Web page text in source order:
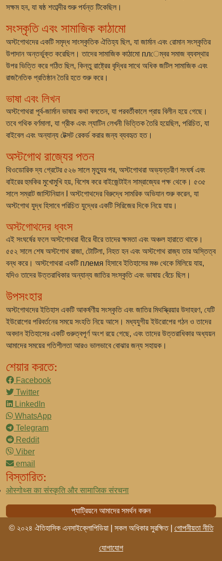
সক্ষম হন, যা ষষ্ঠ শতাব্দীর শুরু পর্যন্ত টিকেছিল।
সংস্কৃতি এবং সামাজিক কাঠামো
অস্টগোথদের একটি সমৃদ্ধ সাংস্কৃতিক ঐতিহ্য ছিল, যা জার্মান এবং রোমান সংস্কৃতির
উপাদান অন্তর্ভুক্ত করেছিল। তাদের সামাজিক কাঠামো плেম্বর সমাজ ব্যবস্থার
উপর ভিত্তি করে গঠিত ছিল, কিন্তু রাষ্ট্রের বৃদ্ধির সাথে অধিক জটিল সামাজিক এবং
রাজনৈতিক প্রতিষ্ঠান তৈরি হতে শুরু করে।
ভাষা এবং লিখন
অস্টগোথরা পূর্ব-জার্মান ভাষায় কথা বলতেন, যা পরবর্তীকালে প্রায় বিলীন হয়ে গেছে।
তবে গথিক বর্ণমালা, যা গ্রীক এবং ল্যাটিন লেখনী ভিত্তিক তৈরি হয়েছিল, পরিচিত, যা
বাইবেল এবং অন্যান্য টেক্সট রেকর্ড করার জন্য ব্যবহৃত হত।
অস্টগোথ রাজ্যের পতন
থিওডোরিক দ্য গ্রেটের ৫২৬ সালে মৃত্যুর পর, অস্টগোথরা অভ্যন্তরীণ সংঘর্ষ এবং
বাইরের হুমকির মুখোমুখি হয়, বিশেষ করে বাইজেন্টাইন সাম্রাজ্যের পক্ষ থেকে। ৫৩৫
সালে সম্রাট জাস্টিনিয়ান I অস্টগোথদের বিরুদ্ধে সামরিক অভিযান শুরু করেন, যা
অস্টগোথ যুদ্ধ হিসাবে পরিচিত যুদ্ধের একটি সিরিজের দিকে নিয়ে যায়।
অস্টগোথদের ধ্বংস
এই সংঘর্ষের ফলে অস্টগোথরা ধীরে ধীরে তাদের ক্ষমতা এবং অঞ্চল হারাতে থাকে।
৫৫২ সালে শেষ অস্টগোথ রাজা, টোটিলা, নিহত হন এবং অস্টগোথ রাজ্য তার অস্তিত্ব
বন্ধ করে। অস্টগোথরা একটি племя হিসাবে ইতিহাসের মঞ্চ থেকে মিলিয়ে যায়,
যদিও তাদের উত্তরাধিকার অন্যান্য জাতির সংস্কৃতি এবং ভাষায় বেঁচে ছিল।
উপসংহার
অস্টগোথদের ইতিহাস একটি আকর্ষণীয় সংস্কৃতি এবং জাতির মিথস্ক্রিয়ার উদাহরণ, যেটি
ইউরোপের পরিবর্তনের সময়ে সংহতি নিয়ে আসে। মধ্যযুগীয় ইউরোপের গঠন ও তাদের
অবদান ইতিহাসের একটি গুরুত্বপূর্ণ অংশ রয়ে গেছে, এবং তাদের উত্তরাধিকার অধ্যয়ন
আমাদের সময়ের গতিশীলতা আরও ভালভাবে বোঝার জন্য সহায়ক।
শেয়ার করতে:
Facebook
Twitter
LinkedIn
WhatsApp
Telegram
Reddit
Viber
email
বিস্তারিত:
ओस्गोथ्स का संस्कृति और सामाजिक संरचना
প্যাট্রিয়নে আমাদের সমর্থন করুন
© ২০২৪ ঐতিহাসিক এনসাইক্লোপিডিয়া | সকল অধিকার সুরক্ষিত | গোপনীয়তা নীতি
যোগাযোগ